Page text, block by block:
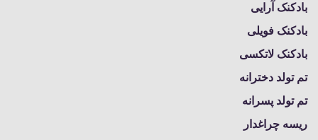
بادکنک آرایی
بادکنک فویلی
بادکنک لاتکسی
تم تولد دخترانه
تم تولد پسرانه
ریسه چراغدار